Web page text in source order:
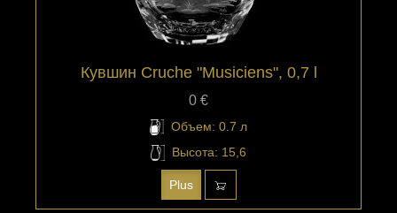
Кувшин Cruche "Musiciens", 0,7 l
0 €
Объем: 0.7 л
Высота: 15,6
Plus